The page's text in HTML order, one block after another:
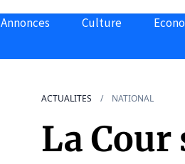
Annonces Culture
ACTUALITES NATIONAL
La